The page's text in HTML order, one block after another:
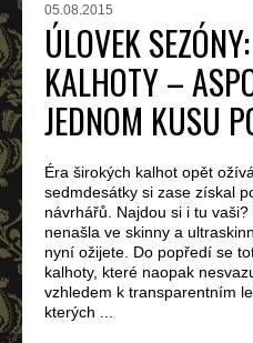
05.08.2015
ÚLOVEK
KALHOTY –
JEDNOM KUSU
Éra širokých kalhot opět
sedmdesátky si zase získal
návrhářů. Najdou si i tu
nenašla ve skinny a
nyní ožijete. Do popředí se
kalhoty, které naopak
vzhledem k transparentním
kterých ...